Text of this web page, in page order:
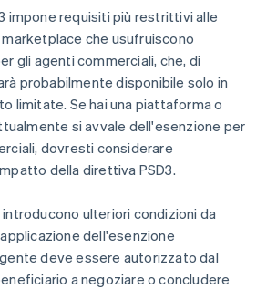
impone requisiti più restrittivi alle
che usufruiscono
gli agenti commerciali, che, di
probabilmente disponibile solo in
limitate. Se hai una piattaforma o
si avvale dell'esenzione per
dovresti considerare
della direttiva PSD3.
ulteriori condizioni da
dell'esenzione
deve essere autorizzato dal
a negoziare o concludere